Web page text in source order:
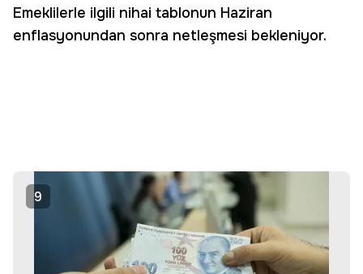
Emeklilerle ilgili nihai tablonun Haziran
enflasyonundan sonra netleşmesi bekleniyor.
9